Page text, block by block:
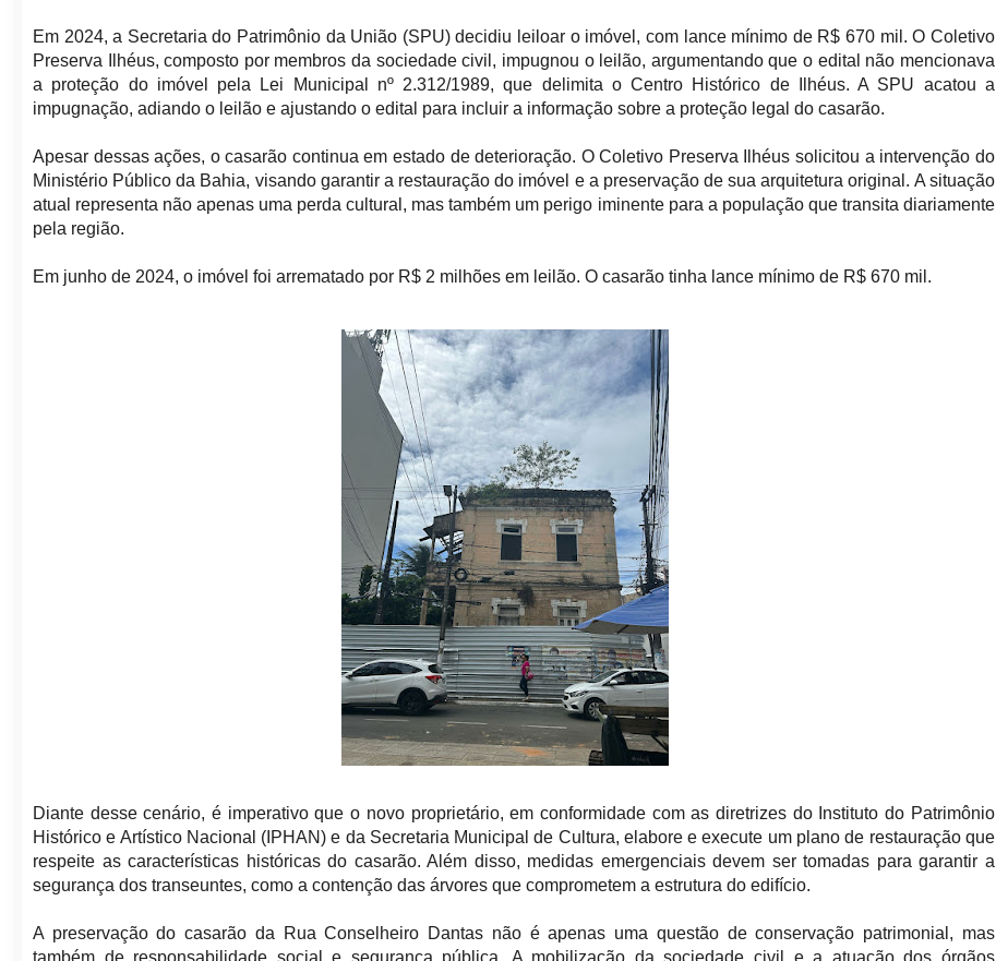
Em 2024, a Secretaria do Patrimônio da União (SPU) decidiu leiloar o imóvel, com lance mínimo de R$ 670 mil. O Coletivo
Preserva Ilhéus, composto por membros da sociedade civil, impugnou o leilão, argumentando que o edital não mencionava
a proteção do imóvel pela Lei Municipal nº 2.312/1989, que delimita o Centro Histórico de Ilhéus. A SPU acatou a
impugnação, adiando o leilão e ajustando o edital para incluir a informação sobre a proteção legal do casarão.
Apesar dessas ações, o casarão continua em estado de deterioração. O Coletivo Preserva Ilhéus solicitou a intervenção do
Ministério Público da Bahia, visando garantir a restauração do imóvel e a preservação de sua arquitetura original. A situação
atual representa não apenas uma perda cultural, mas também um perigo iminente para a população que transita diariamente
pela região.
Em junho de 2024, o imóvel foi arrematado por R$ 2 milhões em leilão. O casarão tinha lance mínimo de R$ 670 mil.
Diante desse cenário, é imperativo que o novo proprietário, em conformidade com as diretrizes do Instituto do Patrimônio
Histórico e Artístico Nacional (IPHAN) e da Secretaria Municipal de Cultura, elabore e execute um plano de restauração que
respeite as características históricas do casarão. Além disso, medidas emergenciais devem ser tomadas para garantir a
segurança dos transeuntes, como a contenção das árvores que comprometem a estrutura do edifício.​
A preservação do casarão da Rua Conselheiro Dantas não é apenas uma questão de conservação patrimonial, mas